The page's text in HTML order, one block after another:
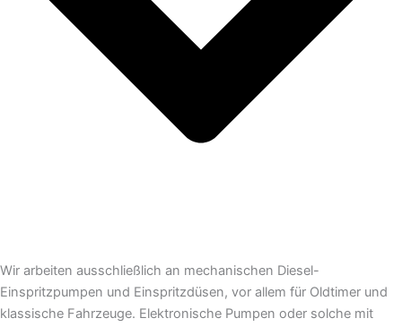
Wir arbeiten ausschließlich an mechanischen Diesel-
Einspritzpumpen und Einspritzdüsen, vor allem für Oldtimer und
klassische Fahrzeuge. Elektronische Pumpen oder solche mit